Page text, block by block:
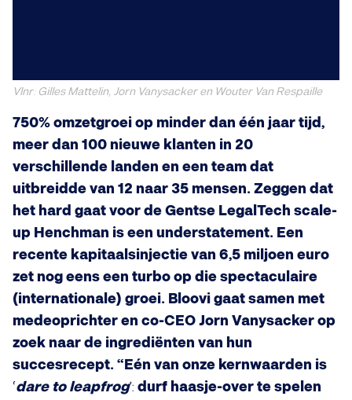
Vlnr: Gilles Mattelin, Jorn Vanysacker en Wouter Van Respaille
750% omzetgroei op minder dan één jaar tijd,
meer dan 100 nieuwe klanten in 20
verschillende landen en een team dat
uitbreidde van 12 naar 35 mensen. Zeggen dat
het hard gaat voor de Gentse LegalTech scale-
up Henchman is een understatement. Een
recente kapitaalsinjectie van 6,5 miljoen euro
zet nog eens een turbo op die spectaculaire
(internationale) groei. Bloovi gaat samen met
medeoprichter en co-CEO Jorn Vanysacker op
zoek naar de ingrediënten van hun
succesrecept. “Eén van onze kernwaarden is
‘dare to leapfrog’: durf haasje-over te spelen